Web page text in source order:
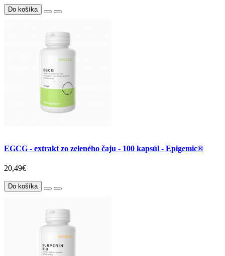
Do košíka
EGCG - extrakt zo zeleného čaju - 100 kapsúl - Epigemic®
20,49€
Do košíka